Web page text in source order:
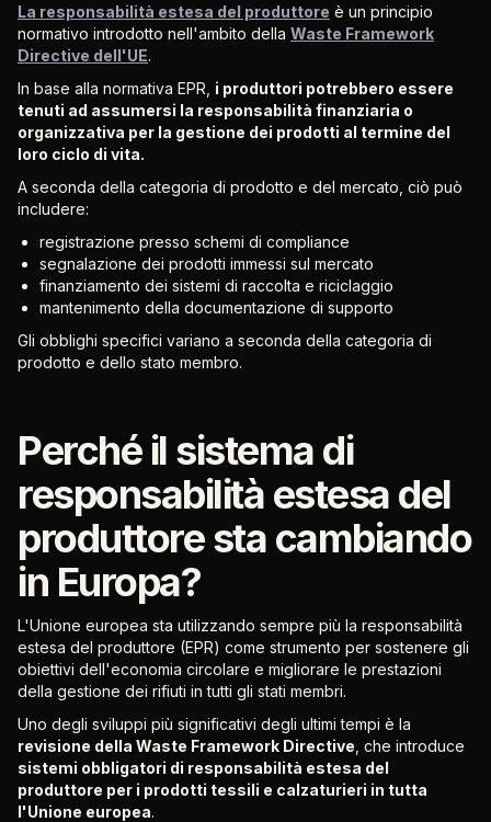
La responsabilità estesa del produttore è un principio
normativo introdotto nell'ambito della Waste Framework
Directive dell'UE.
In base alla normativa EPR, i produttori potrebbero essere
tenuti ad assumersi la responsabilità finanziaria o
organizzativa per la gestione dei prodotti al termine del
loro ciclo di vita.
A seconda della categoria di prodotto e del mercato, ciò può
includere:
registrazione presso schemi di compliance
segnalazione dei prodotti immessi sul mercato
finanziamento dei sistemi di raccolta e riciclaggio
mantenimento della documentazione di supporto
Gli obblighi specifici variano a seconda della categoria di
prodotto e dello stato membro.
Perché il sistema di
responsabilità estesa del
produttore sta cambiando
in Europa?
L'Unione europea sta utilizzando sempre più la responsabilità
estesa del produttore (EPR) come strumento per sostenere gli
obiettivi dell'economia circolare e migliorare le prestazioni
della gestione dei rifiuti in tutti gli stati membri.
Uno degli sviluppi più significativi degli ultimi tempi è la
revisione della Waste Framework Directive , che introduce
sistemi obbligatori di responsabilità estesa del
produttore per i prodotti tessili e calzaturieri in tutta
l'Unione europea.